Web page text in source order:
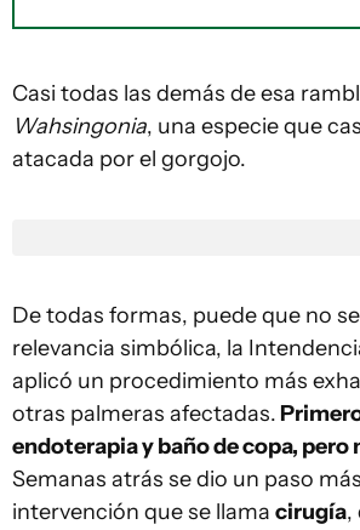
Casi todas las demás de esa
Wahsingonia, una especie que
atacada por el gorgojo.
De todas formas, puede que no
relevancia simbólica, la
aplicó un procedimiento más
otras palmeras afectadas.
endoterapia y baño de copa, pero
Semanas atrás se dio un paso
intervención que se llama cirugía,